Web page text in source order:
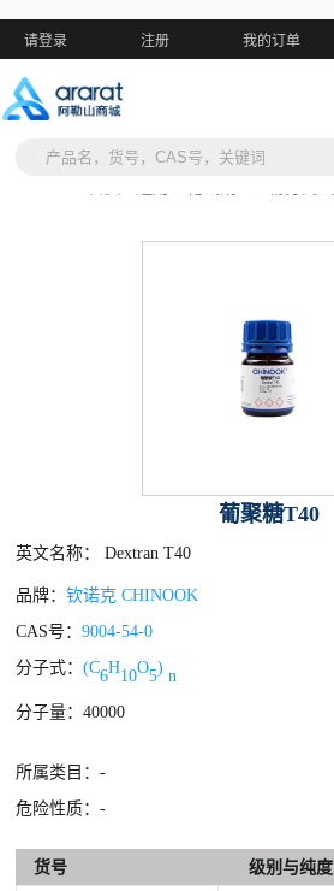
请登录 注册 我的订单
葡聚糖T40
英文名称： Dextran T40
品牌：钦诺克 CHINOOK
CAS号：9004-54-0
分子式：(C6H10O5) n
分子量：40000
所属类目：-
危险性质：-
货号 级别与纯度